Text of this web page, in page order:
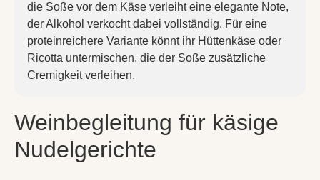
die Soße vor dem Käse verleiht eine elegante Note,
der Alkohol verkocht dabei vollständig. Für eine
proteinreichere Variante könnt ihr Hüttenkäse oder
Ricotta untermischen, die der Soße zusätzliche
Cremigkeit verleihen.
Weinbegleitung für käsige
Nudelgerichte